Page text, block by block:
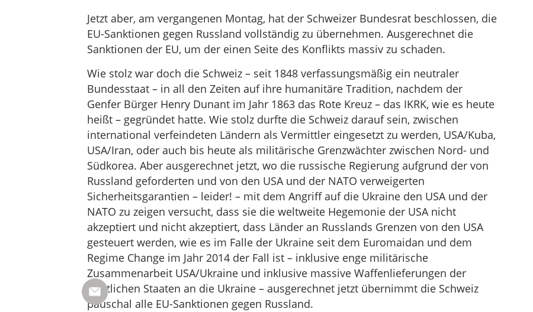
Jetzt aber, am vergangenen Montag, hat der Schweizer Bundesrat beschlossen, die
EU-Sanktionen gegen Russland vollständig zu übernehmen. Ausgerechnet die
Sanktionen der EU, um der einen Seite des Konflikts massiv zu schaden.
Wie stolz war doch die Schweiz – seit 1848 verfassungsmäßig ein neutraler
Bundesstaat – in all den Zeiten auf ihre humanitäre Tradition, nachdem der
Genfer Bürger Henry Dunant im Jahr 1863 das Rote Kreuz – das IKRK, wie es heute
heißt – gegründet hatte. Wie stolz durfte die Schweiz darauf sein, zwischen
international verfeindeten Ländern als Vermittler eingesetzt zu werden, USA/Kuba,
USA/Iran, oder auch bis heute als militärische Grenzwächter zwischen Nord- und
Südkorea. Aber ausgerechnet jetzt, wo die russische Regierung aufgrund der von
Russland geforderten und von den USA und der NATO verweigerten
Sicherheitsgarantien – leider! – mit dem Angriff auf die Ukraine den USA und der
NATO zu zeigen versucht, dass sie die weltweite Hegemonie der USA nicht
akzeptiert und nicht akzeptiert, dass Länder an Russlands Grenzen von den USA
gesteuert werden, wie es im Falle der Ukraine seit dem Euromaidan und dem
Regime Change im Jahr 2014 der Fall ist – inklusive enge militärische
Zusammenarbeit USA/Ukraine und inklusive massive Waffenlieferungen der
westlichen Staaten an die Ukraine – ausgerechnet jetzt übernimmt die Schweiz
pauschal alle EU-Sanktionen gegen Russland.